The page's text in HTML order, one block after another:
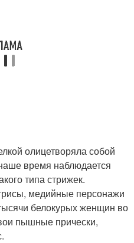
олицетворяла собой
время наблюдается
типа стрижек.
медийные персонажи
белокурых женщин во
пышные прически,